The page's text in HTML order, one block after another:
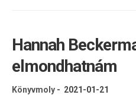
Kapcsolat
Olvasó sarok
Könyveim
Hannah
elmondhatnám
Könyvmoly - 2021-01-21